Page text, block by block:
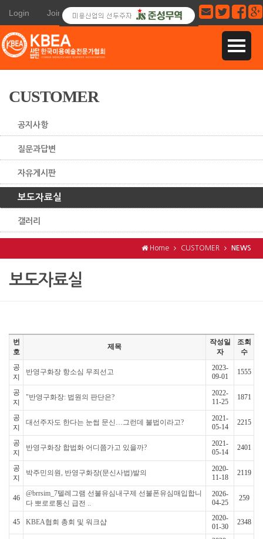
Login Join
CUSTOMER
공지사항
질문과답변
자유게시판
보도자료실
갤러리
Home CUSTOMER NEWS
보도자료실
번
호
제목
작성일
자
조회
수
공
지
반영구화장 항소심 무죄선고
2023-
09-01
1555
공
지
"반영구화장: 법원의 판단은?
2022-
11-25
1871
공
지
대선주자도 한다는 눈썹 문신…그런데 불법이라고?
2021-
05-14
2215
공
지
반영구화장 합법화 어디쯤가고 있을까?
2021-
05-14
2401
공
지
박주민의원, 반영구화장(문신사법)발의
2020-
11-18
2119
46
@brrsim_7텔레그램 선불유심내구제 선불폰유심매입합니
다 뽀로로통신 급전 ..
2026-
04-25
259
45 KBEA협회 총회 및 워크샵
2020-
01-30
2348